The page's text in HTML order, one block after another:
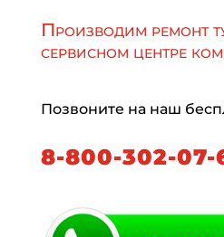
Производим ремонт
сервисном центре
Позвоните на наш
8-800-302-07-